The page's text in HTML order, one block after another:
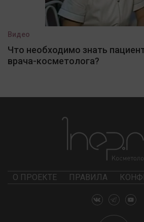
Видео
Что необходимо знать
врача-косметолога?
О ПРОЕКТЕ ПРАВИЛА